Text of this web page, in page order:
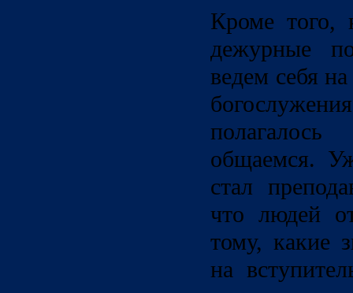
Кроме того,
дежурные
ведем себя
общаемся.
стал
что людей
тому, какие
на